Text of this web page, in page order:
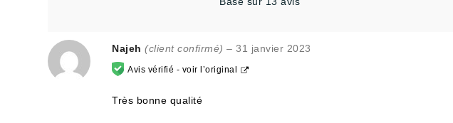
Najeh(client confirmé) – 31 janvier 2023
Avis vérifié - voir l’original
Très bonne qualité